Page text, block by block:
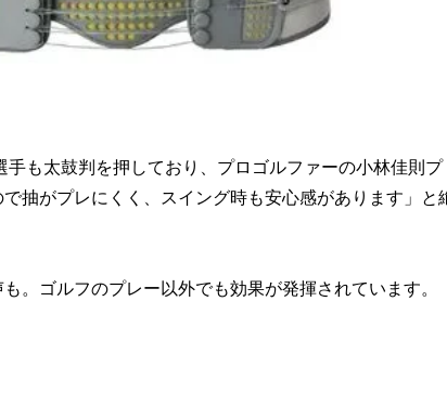
も太鼓判を押しており、プロゴルファーの小林佳則プ
抽がプレにくく、スイング時も安心感があります」と
。ゴルフのプレー以外でも効果が発揮されています。